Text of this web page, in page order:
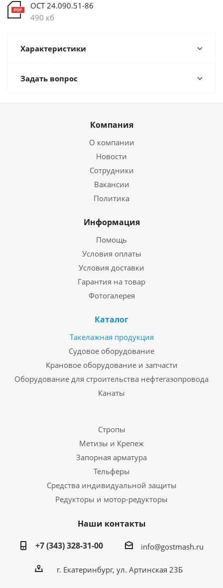
ОСТ 24.090.51-86
490 кб
Характеристики
Задать вопрос
Компания
О компании
Новости
Сотрудники
Вакансии
Политика
Информация
Помощь
Условия оплаты
Условия доставки
Гарантия на товар
Фотогалерея
Каталог
Такелажная продукция
Судовое оборудование
Крановое оборудование и запчасти
Оборудование для строительства нефтегазопровода
Канаты
Стропы
Метизы и Крепеж
Запорная арматура
Тельферы
Средства индивидуальной защиты
Редукторы и мотор-редукторы
Наши контакты
+7 (343) 328-31-00
info@gostmash.ru
г. Екатеринбург, ул. Артинская 23Б